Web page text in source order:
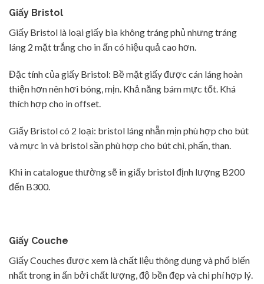
Giấy Bristol
Giấy Bristol là loại giấy bìa không tráng phủ nhưng tráng
láng 2 mặt trắng cho in ấn có hiệu quả cao hơn.
Đặc tính của giấy Bristol: Bề mặt giấy được cán láng hoàn
thiện hơn nên hơi bóng, mịn. Khả năng bám mực tốt. Khá
thích hợp cho in offset.
Giấy Bristol có 2 loại: bristol láng nhẵn mịn phù hợp cho bút
và mực in và bristol sần phù hợp cho bút chì, phấn, than.
Khi in catalogue thường sẽ in giấy bristol định lượng B200
đến B300.
Giấy Couche
Giấy Couches được xem là chất liệu thông dụng và phổ biến
nhất trong in ấn bởi chất lượng, độ bền đẹp và chi phí hợp lý.